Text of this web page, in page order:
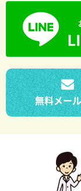
無料メー